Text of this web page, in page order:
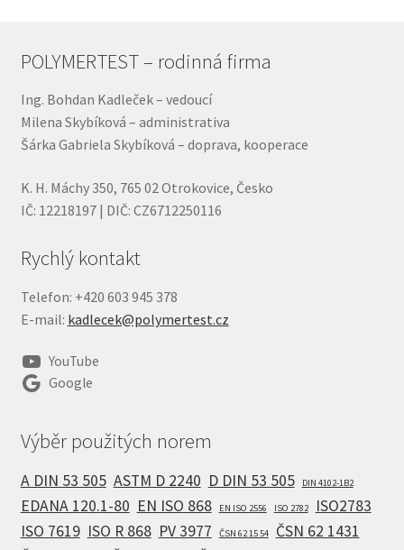
POLYMERTEST – rodinná firma
Ing. Bohdan Kadleček – vedoucí
Milena Skybíková – administrativa
Šárka Gabriela Skybíková – doprava, kooperace
K. H. Máchy 350, 765 02 Otrokovice, Česko
IČ: 12218197 | DIČ: CZ6712250116
Rychlý kontakt
Telefon: +420 603 945 378
E-mail: kadlecek@polymertest.cz
YouTube
Google
Výběr použitých norem
A DIN 53 505 ASTM D 2240 D DIN 53 505 DIN 4102-1B2
EDANA 120.1-80 EN ISO 868 EN ISO 2556 ISO 2782
ISO2783
ISO 7619 ISO R 868 PV 3977 ČSN 62 15 54
ČSN 62 1431